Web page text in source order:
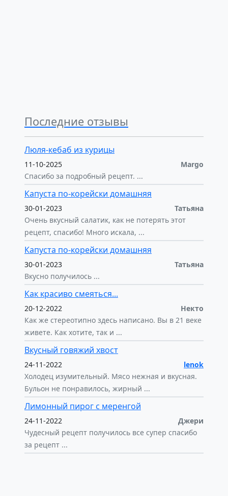
Последние отзывы
Люля-кебаб из курицы
11-10-2025
Margo
Спасибо за подробный рецепт. ...
Капуста по-корейски домашняя
30-01-2023
Татьяна
Очень вкусный салатик, как не потерять этот
рецепт, спасибо! Много искала, ...
Капуста по-корейски домашняя
30-01-2023
Татьяна
Вкусно получилось ...
Как красиво смеяться...
20-12-2022
Некто
Как же стереотипно здесь написано. Вы в 21 веке
живете. Как хотите, так и ...
Вкусный говяжий хвост
24-11-2022
lenok
Холодец изумительный. Мясо нежная и вкусная.
Бульон не понравилось, жирный ...
Лимонный пирог с меренгой
24-11-2022
Джери
Чудесный рецепт получилось все супер спасибо
за рецепт ...